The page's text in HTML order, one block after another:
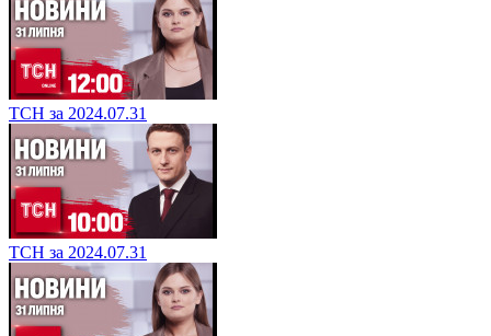
ТСН за 2024.07.31
ТСН за 2024.07.31